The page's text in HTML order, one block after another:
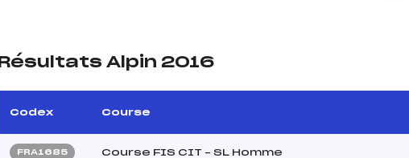
Résultats Alpin 2016
Codex Course
FRA1685 Course FIS CIT – SL Homme